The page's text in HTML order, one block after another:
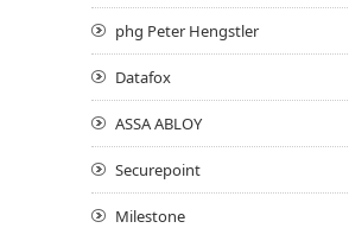
phg Peter Hengstler
Datafox
ASSA ABLOY
Securepoint
Milestone